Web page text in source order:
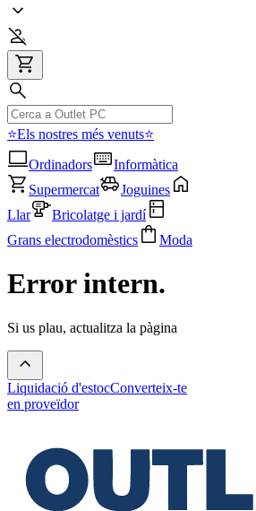
⭐Els nostres més venuts⭐
Ordinadors
Informàtica
Supermercat
Joguines
Llar
Bricolatge i jardí
Grans electrodomèstics
Moda
Error intern.
Si us plau, actualitza la pàgina
Liquidació d'estocConverteix-te
en proveïdor